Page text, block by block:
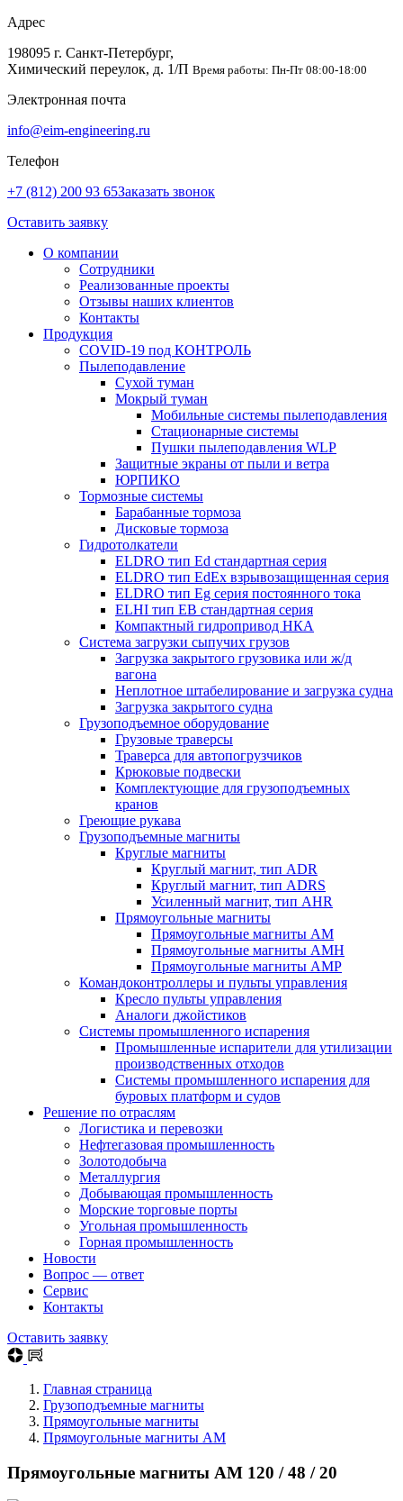
Адрес
198095 г. Санкт-Петербург,
Химический переулок, д. 1/П Время работы: Пн-Пт 08:00-18:00
Электронная почта
info@eim-engineering.ru
Телефон
+7 (812) 200 93 65Заказать звонок
Оставить заявку
О компании
Сотрудники
Реализованные проекты
Отзывы наших клиентов
Контакты
Продукция
COVID-19 под КОНТРОЛЬ
Пылеподавление
Сухой туман
Мокрый туман
Мобильные системы пылеподавления
Стационарные системы
Пушки пылеподавления WLP
Защитные экраны от пыли и ветра
ЮРПИКО
Тормозные системы
Барабанные тормоза
Дисковые тормоза
Гидротолкатели
ELDRO тип Ed стандартная серия
ELDRO тип EdEx взрывозащищенная серия
ELDRO тип Eg серия постоянного тока
ELHI тип ЕВ стандартная серия
Компактный гидропривод НКА
Система загрузки сыпучих грузов
Загрузка закрытого грузовика или ж/д
вагона
Неплотное штабелирование и загрузка судна
Загрузка закрытого судна
Грузоподъемное оборудование
Грузовые траверсы
Траверса для автопогрузчиков
Крюковые подвески
Комплектующие для грузоподъемных
кранов
Греющие рукава
Грузоподъемные магниты
Круглые магниты
Круглый магнит, тип ADR
Круглый магнит, тип ADRS
Усиленный магнит, тип AHR
Прямоугольные магниты
Прямоугольные магниты AM
Прямоугольные магниты AMH
Прямоугольные магниты AMP
Командоконтроллеры и пульты управления
Кресло пульты управления
Аналоги джойстиков
Системы промышленного испарения
Промышленные испарители для утилизации
производственных отходов
Системы промышленного испарения для
буровых платформ и судов
Решение по отраслям
Логистика и перевозки
Нефтегазовая промышленность
Золотодобыча
Металлургия
Добывающая промышленность
Морские торговые порты
Угольная промышленность
Горная промышленность
Новости
Вопрос — ответ
Сервис
Контакты
Оставить заявку
Главная страница
Грузоподъемные магниты
Прямоугольные магниты
Прямоугольные магниты AM
Прямоугольные магниты AM 120 / 48 / 20